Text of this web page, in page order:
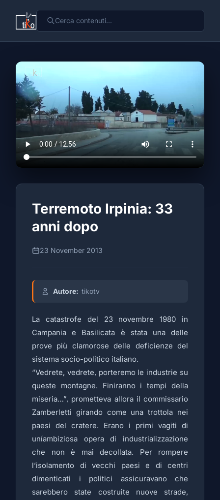
Terremoto Irpinia: 33
anni dopo
23 November 2013
Autore: tikotv
La catastrofe del 23 novembre 1980 in
Campania e Basilicata è stata una delle
prove più clamorose delle deficienze del
sistema socio-politico italiano.
“Vedrete, vedrete, porteremo le industrie su
queste montagne. Finiranno i tempi della
miseria…”, prometteva allora il commissario
Zamberletti girando come una trottola nei
paesi del cratere. Erano i primi vagiti di
uníambiziosa opera di industrializzazione
che non è mai decollata. Per rompere
l’isolamento di vecchi paesi e di centri
dimenticati i politici assicuravano che
sarebbero state costruite nuove strade,